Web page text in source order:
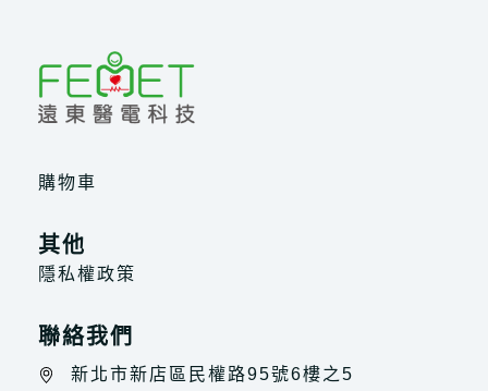
購物車
其他
隱私權政策
聯絡我們
新北市新店區民權路95號6樓之5